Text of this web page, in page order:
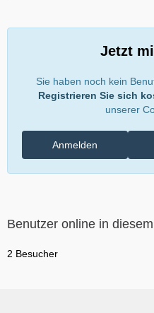
Jetzt
Sie haben noch kein
Registrieren Sie sich
unserer
Anmelden
Benutzer online in
2 Besucher